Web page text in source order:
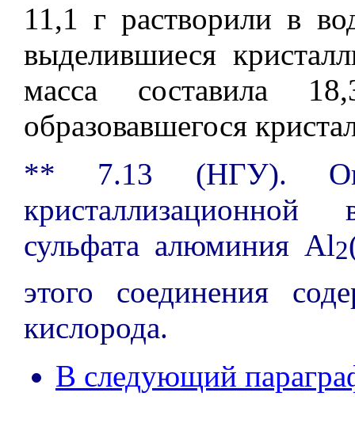
11,1 г растворили в
выделившиеся
масса составила
образовавшегося
** 7.13 (НГУ).
сульфата алюминия Al2
этого соединения
кислорода.
В следующий